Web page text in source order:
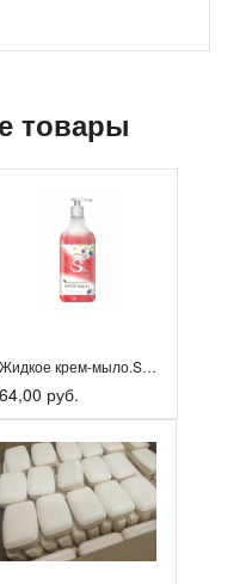
товары
Жидкое крем-мыло.SodiS Полевые цветы
64,00 руб.